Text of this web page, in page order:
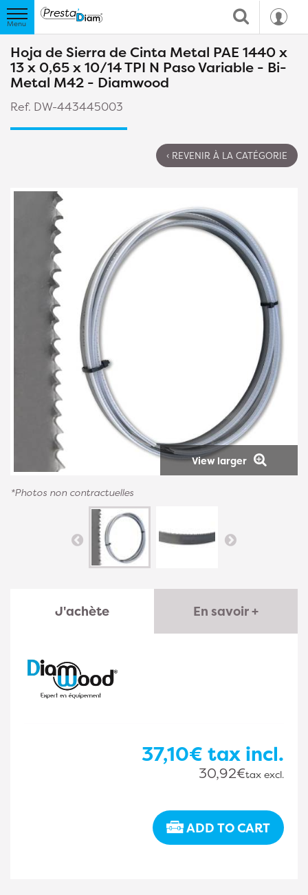
Hoja de Sierra de Cinta Metal PAE 1440 x
13 x 0,65 x 10/14 TPI N Paso Variable - Bi-
Metal M42 - Diamwood
Ref. DW-443445003
‹ REVENIR À LA CATÉGORIE
View larger
*Photos non contractuelles
J'achète En savoir +
37,10€ tax incl.
30,92€tax excl.
ADD TO CART